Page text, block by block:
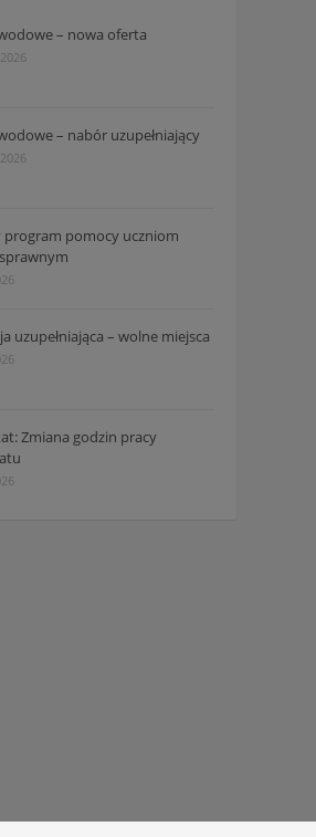
– nowa oferta
– nabór uzupełniający
program pomocy uczniom
uzupełniająca – wolne miejsca
Zmiana godzin pracy